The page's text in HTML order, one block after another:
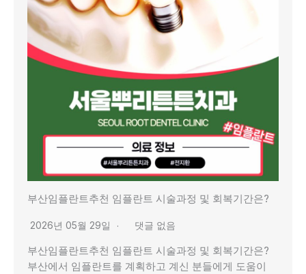
부산임플란트추천 임플란트 시술과정 및 회복기간은?
2026년 05월 29일 댓글 없음
부산임플란트추천 임플란트 시술과정 및 회복기간은?
부산에서 임플란트를 계획하고 계신 분들에게 도움이